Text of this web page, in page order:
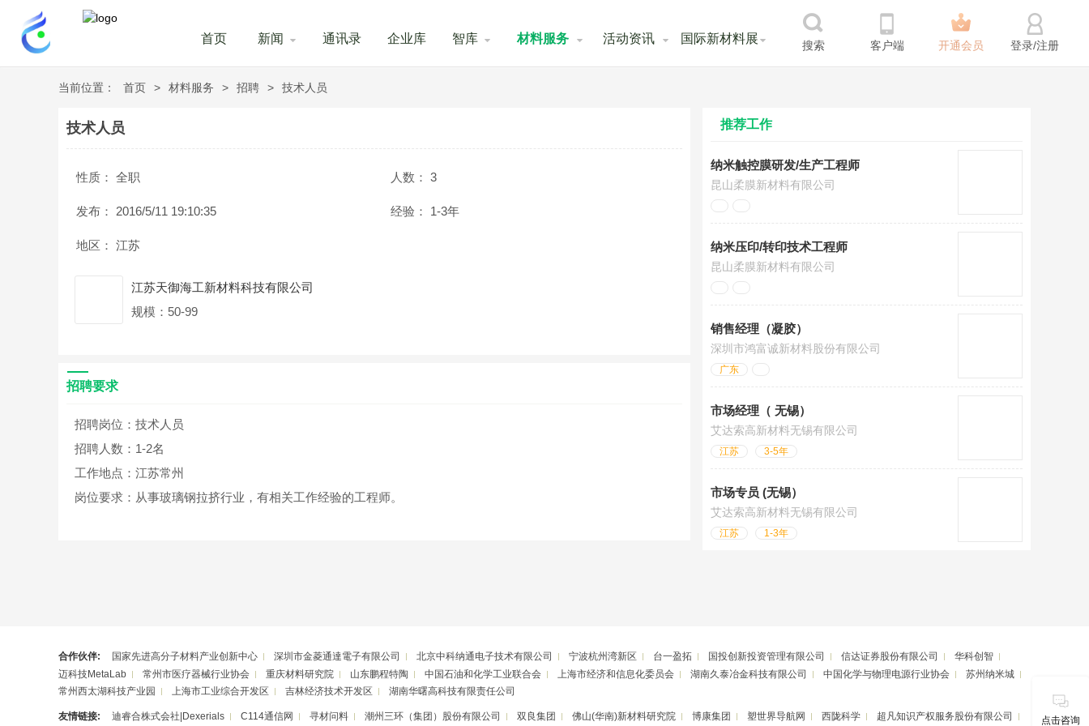
首页 新闻 通讯录 企业库 智库 材料服务 活动资讯 国际新材料展 搜索 客户端 开通会员 登录/注册
当前位置： 首页 > 材料服务 > 招聘 > 技术人员
技术人员
性质： 全职 人数：3
发布： 2016/5/11 19:10:35 经验： 1-3年
地区： 江苏
江苏天御海工新材料科技有限公司
规模：50-99
招聘要求
招聘岗位：技术人员
招聘人数：1-2名
工作地点：江苏常州
岗位要求：从事玻璃钢拉挤行业，有相关工作经验的工程师。
推荐工作
纳米触控膜研发/生产工程师
昆山柔膜新材料有限公司
纳米压印/转印技术工程师
昆山柔膜新材料有限公司
销售经理（凝胶）
深圳市鸿富诚新材料股份有限公司
广东
市场经理（ 无锡）
艾达索高新材料无锡有限公司
江苏 3-5年
市场专员 (无锡）
艾达索高新材料无锡有限公司
江苏 1-3年
合作伙伴: 国家先进高分子材料产业创新中心 深圳市金菱通達電子有限公司 北京中科纳通电子技术有限公司 宁波杭州湾新区 台一盈拓 国投创新投资管理有限公司 信达证券股份有限公司
华科创智
迈科技MetaLab
常州市医疗器械行业协会 重庆材料研究院 山东鹏程特陶 中国石油和化学工业联合会 上海市经济和信息化委员会 湖南久泰冶金科技有限公司 中国化学与物理电源行业协会
苏州纳米城
常州西太湖科技产业园
上海市工业综合开发区 吉林经济技术开发区 湖南华曙高科技有限责任公司
友情链接: 迪睿合株式会社|Dexerials C114通信网 寻材问料 潮州三环（集团）股份有限公司 双良集团 佛山(华南)新材料研究院 博康集团 塑世界导航网 西陇科学 超凡知识产权服务股份有限公司 点击咨询